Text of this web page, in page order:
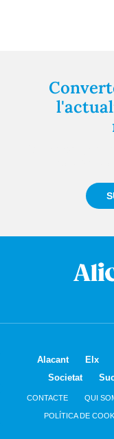
Alacant Elx
Societat
CONTACTE QUI
POLÍTICA DE